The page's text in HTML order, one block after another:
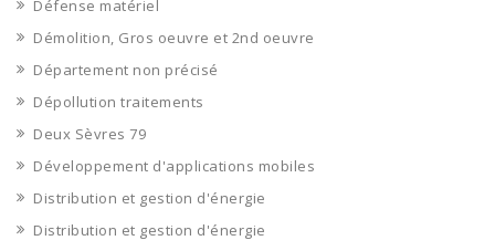
Défense matériel
Démolition, Gros oeuvre et 2nd oeuvre
Département non précisé
Dépollution traitements
Deux Sèvres 79
Développement d'applications mobiles
Distribution et gestion d'énergie
Distribution et gestion d'énergie